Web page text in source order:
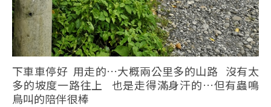
下車車停好 用走的…大概兩公里多的山路 沒有太
多的坡度一路往上 也是走得滿身汗的…但有蟲鳴
鳥叫的陪伴很棒